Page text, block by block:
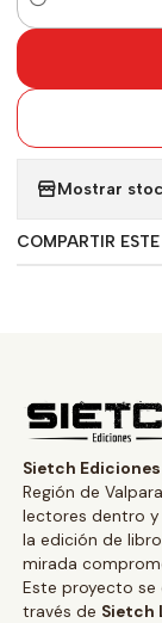
Cantidad
Mostrar
COMPARTIR
Sietch Ediciones
Región de
lectores dentro y
la edición de
mirada
Este proyecto se
través de Sietch